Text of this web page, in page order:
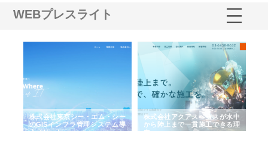
WEBプレスライト
株式会社東京シー・エム・シー
のGISインフラ管理システム導
入メリット
株式会社アクアスペースが水中
から陸上まで一貫施工できる理
由